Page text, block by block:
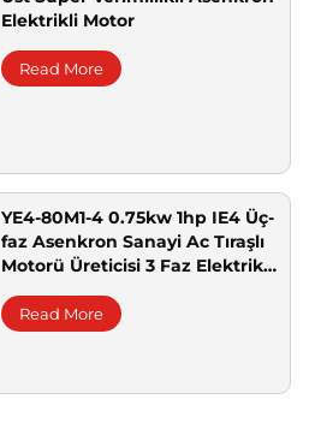
Elektrikli Motor
Read More
YE4-80M1-4 0.75kw 1hp IE4 Üç-
faz Asenkron Sanayi Ac Tıraşlı
Motorü Üreticisi 3 Faz Elektrik
Read More